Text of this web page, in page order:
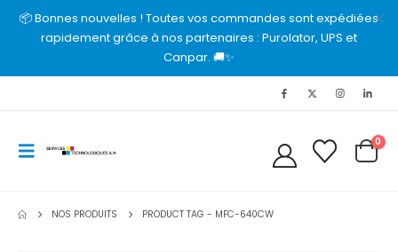
📦 Bonnes nouvelles ! Toutes vos commandes sont expédiées
rapidement grâce à nos partenaires : Purolator, UPS et
Canpar. 🚚✨
0
NOS PRODUITS PRODUCT TAG - MFC-640CW